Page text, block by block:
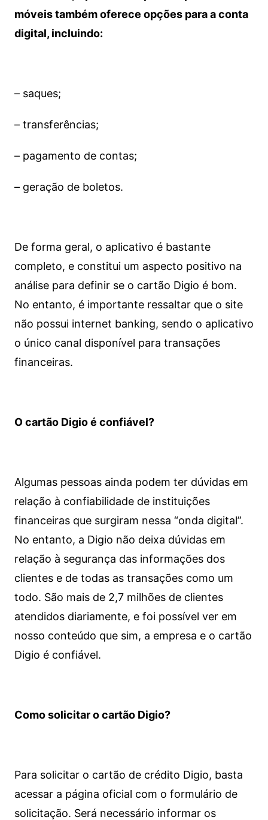
móveis também oferece opções para a conta
digital, incluindo:
– saques;
– transferências;
– pagamento de contas;
– geração de boletos.
De forma geral, o aplicativo é bastante
completo, e constitui um aspecto positivo na
análise para definir se o cartão Digio é bom.
No entanto, é importante ressaltar que o site
não possui internet banking, sendo o aplicativo
o único canal disponível para transações
financeiras.
O cartão Digio é confiável?
Algumas pessoas ainda podem ter dúvidas em
relação à confiabilidade de instituições
financeiras que surgiram nessa “onda digital”.
No entanto, a Digio não deixa dúvidas em
relação à segurança das informações dos
clientes e de todas as transações como um
todo. São mais de 2,7 milhões de clientes
atendidos diariamente, e foi possível ver em
nosso conteúdo que sim, a empresa e o cartão
Digio é confiável.
Como solicitar o cartão Digio?
Para solicitar o cartão de crédito Digio, basta
acessar a página oficial com o formulário de
solicitação. Será necessário informar os